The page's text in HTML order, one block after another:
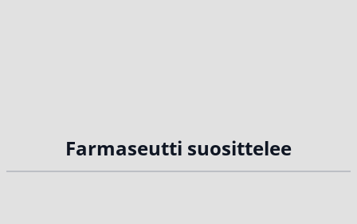
Farmaseutti suosittelee